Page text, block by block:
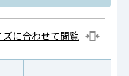
に合わせて閲覧